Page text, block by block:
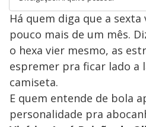
Há quem diga que a
pouco mais de um mês.
o hexa vier mesmo, as
espremer pra ficar lado a
camiseta.
E quem entende de bola
personalidade pra